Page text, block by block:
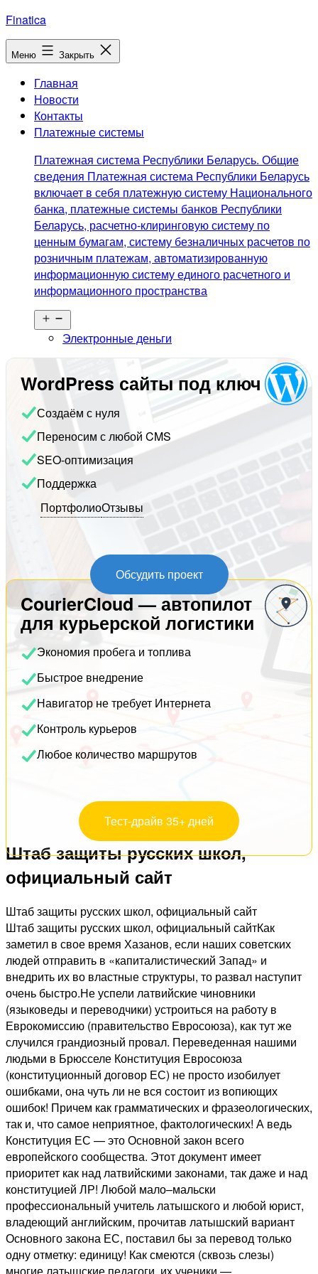
Перейти
к
содержимому
Finatica
Меню Закрыть
Главная
Новости
Контакты
Платежные системы
Платежная система Республики Беларусь. Общие
сведения Платежная система Республики Беларусь
включает в себя платежную систему Национального
банка, платежные системы банков Республики
Беларусь, расчетно-клиринговую систему по
ценным бумагам, систему безналичных расчетов по
розничным платежам, автоматизированную
информационную систему единого расчетного и
информационного пространства
меню
Электронные деньги
WordPress сайты под ключ
Создаём с нуля
Переносим с любой CMS
SEO-оптимизация
Поддержка
ПортфолиоОтзывы
Обсудить проект
CourierCloud — автопилот
для курьерской логистики
Экономия пробега и топлива
Быстрое внедрение
Навигатор не требует Интернета
Контроль курьеров
Любое количество маршрутов
Тест-драйв 35+ дней
Штаб защиты русских школ,
официальный сайт
Штаб защиты русских школ, официальный сайт
Штаб защиты русских школ, официальный сайтКак
заметил в свое время Хазанов, если наших советских
людей отправить в «капиталистический Запад» и
внедрить их во властные структуры, то развал наступит
очень быстро.Не успели латвийские чиновники
(языковеды и переводчики) устроиться на работу в
Еврокомиссию (правительство Евросоюза), как тут же
случился грандиозный провал. Переведенная нашими
людьми в Брюсселе Конституция Евросоюза
(конституционный договор ЕС) не просто изобилует
ошибками, она чуть ли не вся состоит из вопиющих
ошибок! Причем как грамматических и фразеологических,
так и, что самое неприятное, фактологических! А ведь
Конституция ЕС — это Основной закон всего
европейского сообщества. Этот документ имеет
приоритет как над латвийскими законами, так даже и над
конституцией ЛР! Любой мало–мальски
профессиональный учитель латышского и любой юрист,
владеющий английским, прочитав латышский вариант
Основного закона ЕС, поставил бы за перевод только
одну отметку: единицу! Как смеются (сквозь слезы)
многие латышские педагоги, их ученики —